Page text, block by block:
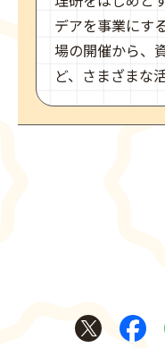
デアを事業にす
場の開催から、
ど、さまざまな